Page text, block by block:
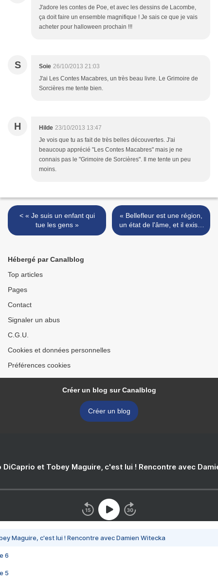
J'adore les contes de Poe, et avec les dessins de Lacombe,
ça doit faire un ensemble magnifique ! Je sais ce que je vais
acheter pour halloween prochain !!!
S Soie 26/10/2013 21:03
J'ai Les Contes Macabres, un très beau livre. Le Grimoire de
Sorcières me tente bien.
H Hilde 23/10/2013 13:47
Je vois que tu as fait de très belles découvertes. J'ai
beaucoup apprécié "Les Contes Macabres" mais je ne
connais pas le "Grimoire de Sorcières". Il me tente un peu
moins.
< « Je suis un enfant qui
tue les gens »
« Bellefleur est une région,
un état de l'âme, et il existe
vraiment; ses lois, sacro-
Hébergé par Canalblog
Top articles
Pages
Contact
Signaler un abus
C.G.U.
Cookies et données personnelles
Préférences cookies
Créer un blog sur Canalblog
Créer un blog
DiCaprio et Tobey Maguire, c'est lui ! Rencontre avec
Maguire, c'est lui ! Rencontre avec Damien Witecka
6
5